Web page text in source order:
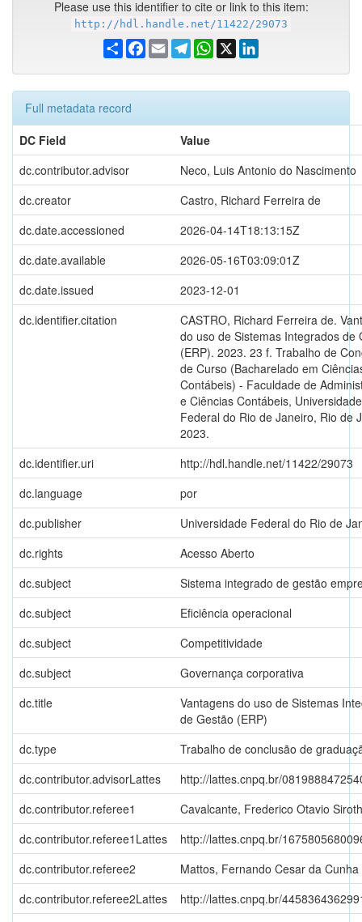
Please use this identifier to cite or link to this item:
http://hdl.handle.net/11422/29073
ShareFacebook
EmailTelegramWhatsApp
X
Full metadata record
DC Field
Value
dc.contributor.advisor
Neco, Luis Antonio do Nascimento
dc.creator
Castro, Richard Ferreira de
dc.date.accessioned
2026-04-14T18:13:15Z
dc.date.available
2026-05-16T03:09:01Z
dc.date.issued
2023-12-01
dc.identifier.citation
CASTRO, Richard Ferreira de.
do uso de Sistemas Integrados de
(ERP). 2023. 23 f. Trabalho de
de Curso (Bacharelado em
Contábeis) - Faculdade de
e Ciências Contábeis, Universidade
Federal do Rio de Janeiro, Rio de
2023.
dc.identifier.uri
http://hdl.handle.net/11422/29073
dc.language
por
dc.publisher
Universidade Federal do Rio de
dc.rights
Acesso Aberto
dc.subject
Sistema integrado de gestão
dc.subject
Eficiência operacional
dc.subject
Competitividade
dc.subject
Governança corporativa
dc.title
Vantagens do uso de Sistemas
de Gestão (ERP)
dc.type
Trabalho de conclusão de
dc.contributor.advisorLattes
http://lattes.cnpq.br/
dc.contributor.referee1
Cavalcante, Frederico Otavio
dc.contributor.referee1Lattes
http://lattes.cnpq.br/
dc.contributor.referee2
Mattos, Fernando Cesar da Cunha
dc.contributor.referee2Lattes
http://lattes.cnpq.br/